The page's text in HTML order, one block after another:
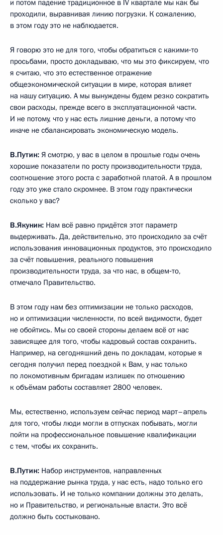
и потом падение традиционное в IV квартале мы как бы
проходили, выравнивая линию погрузки. К сожалению,
в этом году это не наблюдается.
Я говорю это не для того, чтобы обратиться с какими‑то
просьбами, просто докладываю, что мы это фиксируем, что
я считаю, что это естественное отражение
общеэкономической ситуации в мире, которая влияет
на нашу ситуацию. А мы вынуждены будем резко сократить
свои расходы, прежде всего в эксплуатационной части.
И не потому, что у нас есть лишние деньги, а потому что
иначе не сбалансировать экономическую модель.
В.Путин: Я смотрю, у вас в целом в прошлые годы очень
хорошие показатели по росту производительности труда,
соотношение этого роста с заработной платой. А в прошлом
году это уже стало скромнее. В этом году практически
сколько у вас?
В.Якунин: Нам всё равно придётся этот параметр
выдерживать. Да, действительно, это происходило за счёт
использования инновационных продуктов, это происходило
за счёт повышения, реального повышения
производительности труда, за что нас, в общем‑то,
отмечало Правительство.
В этом году нам без оптимизации не только расходов,
но и оптимизации численности, по всей видимости, будет
не обойтись. Мы со своей стороны делаем всё от нас
зависящее для того, чтобы кадровый состав сохранить.
Например, на сегодняшний день по докладам, которые я
сегодня получил перед поездкой к Вам, у нас только
по локомотивным бригадам излишек по отношению
к объёмам работы составляет 2800 человек.
Мы, естественно, используем сейчас период март–апрель
для того, чтобы люди могли в отпусках побывать, могли
пойти на профессиональное повышение квалификации
с тем, чтобы их сохранить.
В.Путин: Набор инструментов, направленных
на поддержание рынка труда, у нас есть, надо только его
использовать. И не только компании должны это делать,
но и Правительство, и региональные власти. Это всё
должно быть состыковано.